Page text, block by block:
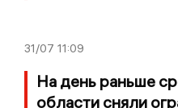
31/07 11:09
На день раньше
области сняли